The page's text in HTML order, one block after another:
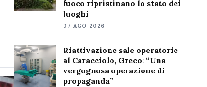
fuoco ripristinano lo stato dei
luoghi
07 AGO 2026
Riattivazione sale operatorie
al Caracciolo, Greco: “Una
vergognosa operazione di
propaganda”